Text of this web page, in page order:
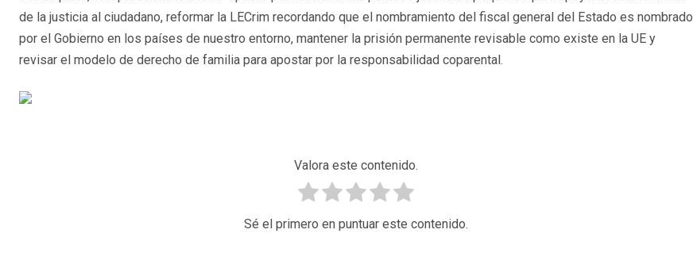
de la justicia al ciudadano, reformar la LECrim recordando que el nombramiento del fiscal general del Estado es nombrado
por el Gobierno en los países de nuestro entorno, mantener la prisión permanente revisable como existe en la UE y
revisar el modelo de derecho de familia para apostar por la responsabilidad coparental.
Valora este contenido.
Sé el primero en puntuar este contenido.